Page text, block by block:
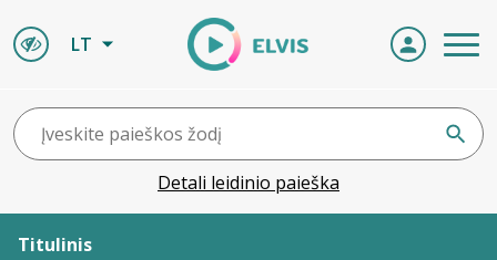
LT
Detali leidinio paieška
Titulinis